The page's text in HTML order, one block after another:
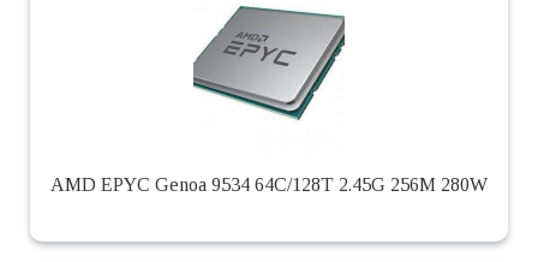
AMD EPYC Genoa 9534 64C/128T 2.45G 256M 280W